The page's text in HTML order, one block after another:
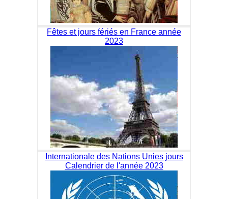
Fêtes et jours fériés en France année
2023
Internationale des Nations Unies jours
Calendrier de l'année 2023